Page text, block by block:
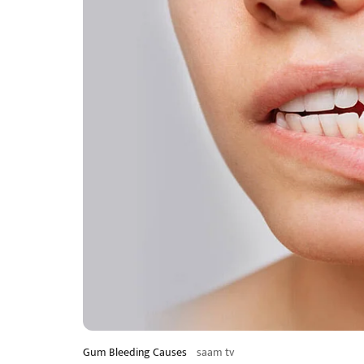
Gum Bleeding Causes saam tv